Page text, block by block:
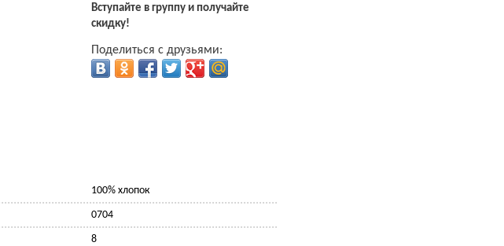
Вступайте в группу и получайте
скидку!
Поделиться с друзьями:
100% хлопок
0704
8